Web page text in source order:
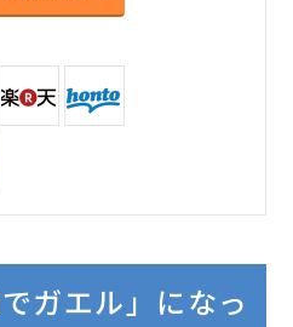
ガエル」になっ